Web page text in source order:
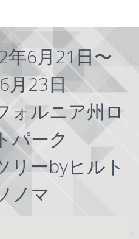
年6月21日〜
月23日
ォルニア州ロ
パーク
リーbyヒルト
ノマ